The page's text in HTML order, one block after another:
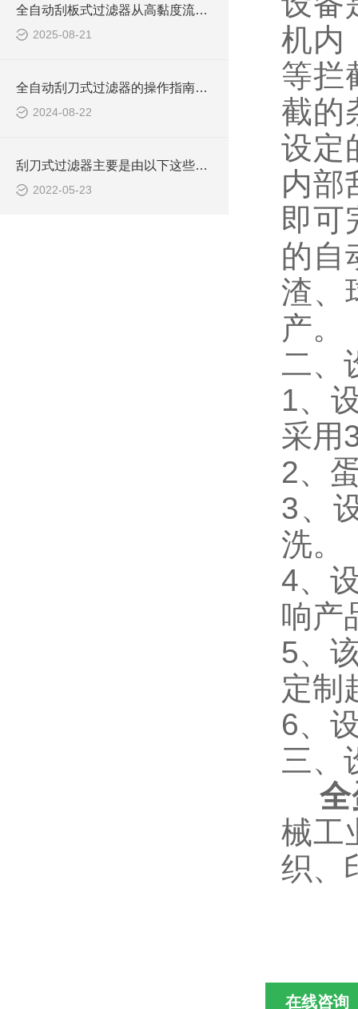
全自动刮板式过滤器从高黏度流体到精密过滤的六大核心应用场景解析
2025-08-21
全自动刮刀式过滤器的操作指南：高效净化，智能维护
2024-08-22
刮刀式过滤器主要是由以下这些部件组成的
2022-05-23
机内
等拦
截的
设定
内部
即可
的自
渣、
产。
二、
1、
采用
2、
3、
洗。
4、
响产
5、
定制
6、
三、
全
械工
织、
在线咨询